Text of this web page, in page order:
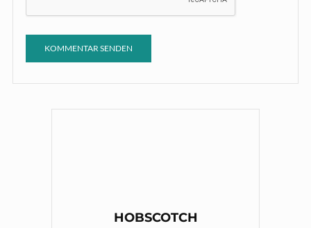
HOBSCOTCH